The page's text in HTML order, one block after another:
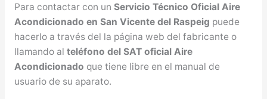
Para contactar con un Servicio Técnico Oficial Aire
Acondicionado en San Vicente del Raspeig puede
hacerlo a través del la página web del fabricante o
llamando al teléfono del SAT oficial Aire
Acondicionado que tiene libre en el manual de
usuario de su aparato.